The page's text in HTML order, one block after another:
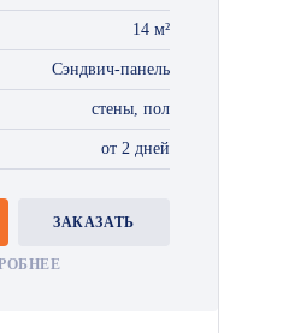
14 м²
Сэндвич-панель
стены, пол
от 2 дней
ЗАКАЗАТЬ